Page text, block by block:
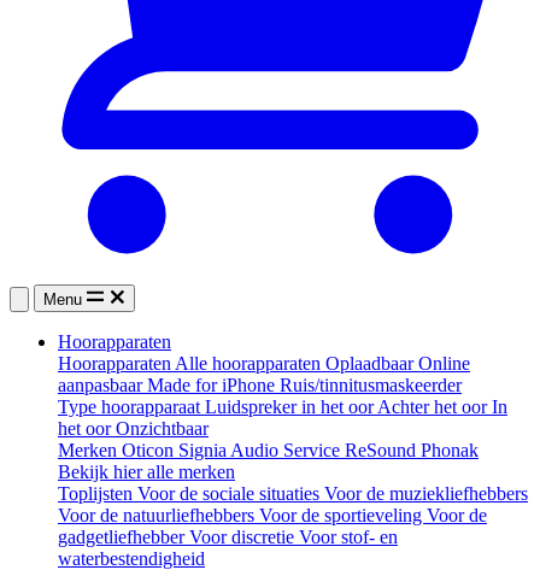
Menu
Hoorapparaten
Hoorapparaten Alle hoorapparaten OplaadbaarOnline
aanpasbaarMade for iPhone Ruis/tinnitusmaskeerder
Type hoorapparaat Luidspreker in het oorAchter het oorIn
het oorOnzichtbaar
Merken Oticon Signia Audio Service ReSound Phonak
Bekijk hier alle merken
Toplijsten Voor de sociale situaties Voor de muziekliefhebbers
Voor de natuurliefhebbers Voor de sportieveling Voor de
gadgetliefhebberVoor discretie Voor stof- en
waterbestendigheid